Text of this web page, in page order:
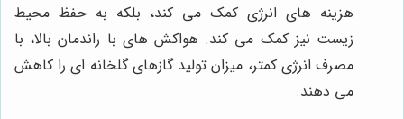
هزینه های انرژی کمک می کند، بلکه به حفظ محیط
زیست نیز کمک می کند. هواکش های با راندمان بالا، با
مصرف انرژی کمتر، میزان تولید گازهای گلخانه ای را کاهش
می دهند.